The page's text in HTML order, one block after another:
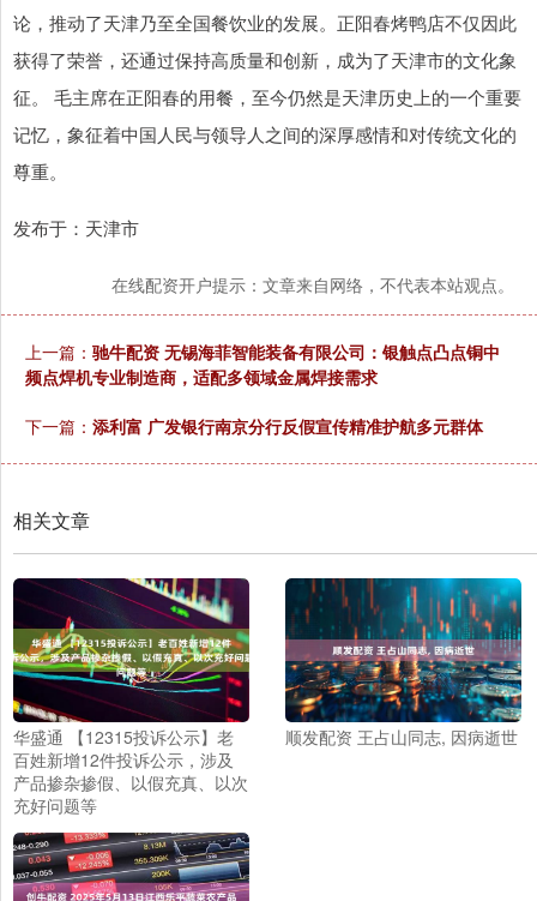
论，推动了天津乃至全国餐饮业的发展。正阳春烤鸭店不仅因此
获得了荣誉，还通过保持高质量和创新，成为了天津市的文化象
征。 毛主席在正阳春的用餐，至今仍然是天津历史上的一个重要
记忆，象征着中国人民与领导人之间的深厚感情和对传统文化的
尊重。
发布于：天津市
在线配资开户提示：文章来自网络，不代表本站观点。
上一篇： 驰牛配资 无锡海菲智能装备有限公司：银触点凸点铜中
频点焊机专业制造商，适配多领域金属焊接需求
下一篇： 添利富 广发银行南京分行反假宣传精准护航多元群体
相关文章
华盛通 【12315投诉公示】老
百姓新增12件投诉公示，涉及
产品掺杂掺假、以假充真、以次
充好问题等
顺发配资 王占山同志, 因病逝世